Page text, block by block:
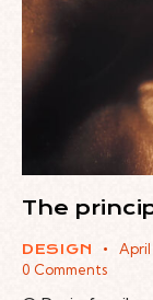
The
DESIGN April
0 Comments